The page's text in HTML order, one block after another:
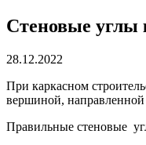
Стеновые углы
28.12.2022
При каркасном
вершиной, направленной
Правильные стеновые